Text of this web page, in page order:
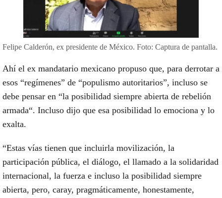
Felipe Calderón, ex presidente de México. Foto: Captura de pantalla.
Ahí el ex mandatario mexicano propuso que, para derrotar a
esos “regímenes” de “populismo autoritarios”, incluso se
debe pensar en “la posibilidad siempre abierta de rebelión
armada“. Incluso dijo que esa posibilidad lo emociona y lo
exalta.
“Estas vías tienen que incluirla movilización, la
participación pública, el diálogo, el llamado a la solidaridad
internacional, la fuerza e incluso la posibilidad siempre
abierta, pero, caray, pragmáticamente, honestamente,